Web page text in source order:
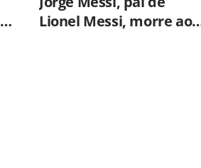
Lionel Messi, morre aos